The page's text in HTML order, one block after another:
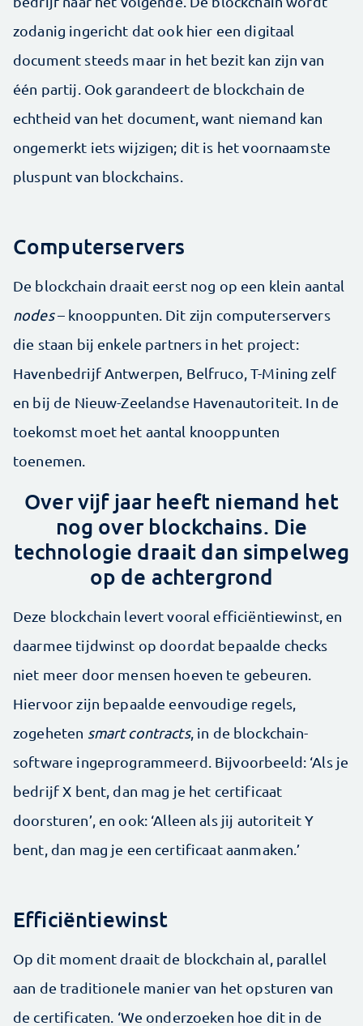
zodanig ingericht dat ook hier een digitaal
document steeds maar in het bezit kan zijn van
één partij. Ook garandeert de blockchain de
echtheid van het document, want niemand kan
ongemerkt iets wijzigen; dit is het voornaamste
pluspunt van blockchains.
Computerservers
De blockchain draait eerst nog op een klein aantal
nodes– knooppunten. Dit zijn computerservers
die staan bij enkele partners in het project:
Havenbedrijf Antwerpen, Belfruco, T-Mining zelf
en bij de Nieuw-Zeelandse Havenautoriteit. In de
toekomst moet het aantal knooppunten
toenemen.
Over vijf jaar heeft niemand het
nog over blockchains. Die
technologie draait dan simpelweg
op de achtergrond
Deze blockchain levert vooral efficiëntiewinst, en
daarmee tijdwinst op doordat bepaalde checks
niet meer door mensen hoeven te gebeuren.
Hiervoor zijn bepaalde eenvoudige regels,
zogeheten smart contracts, in de blockchain-
software ingeprogrammeerd. Bijvoorbeeld: ‘Als je
bedrijf X bent, dan mag je het certificaat
doorsturen’, en ook: ‘Alleen als jij autoriteit Y
bent, dan mag je een certificaat aanmaken.’
Efficiëntiewinst
Op dit moment draait de blockchain al, parallel
aan de traditionele manier van het opsturen van
de certificaten. ‘We onderzoeken hoe dit in de